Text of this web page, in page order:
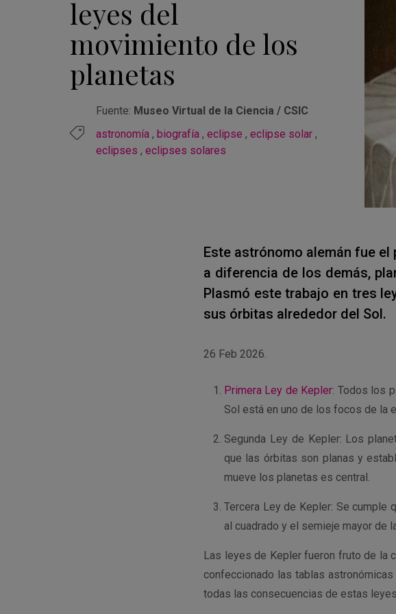
leyes del
movimiento de los
planetas
Fuente: Museo Virtual de la Ciencia / CSIC
astronomía , biografía , eclipse , eclipse solar ,
eclipses , eclipses solares
Este astrónomo alemán fue
a diferencia de los demás,
Plasmó este trabajo en tres
sus órbitas alrededor del Sol.
26 Feb 2026.
Primera Ley de Kepler: Todos los
Sol está en uno de los focos de la
Segunda Ley de Kepler: Los
que las órbitas son planas y
mueve los planetas es central.
Tercera Ley de Kepler: Se cumple
al cuadrado y el semieje mayor de
Las leyes de Kepler fueron fruto de la
confeccionado las tablas
todas las consecuencias de estas